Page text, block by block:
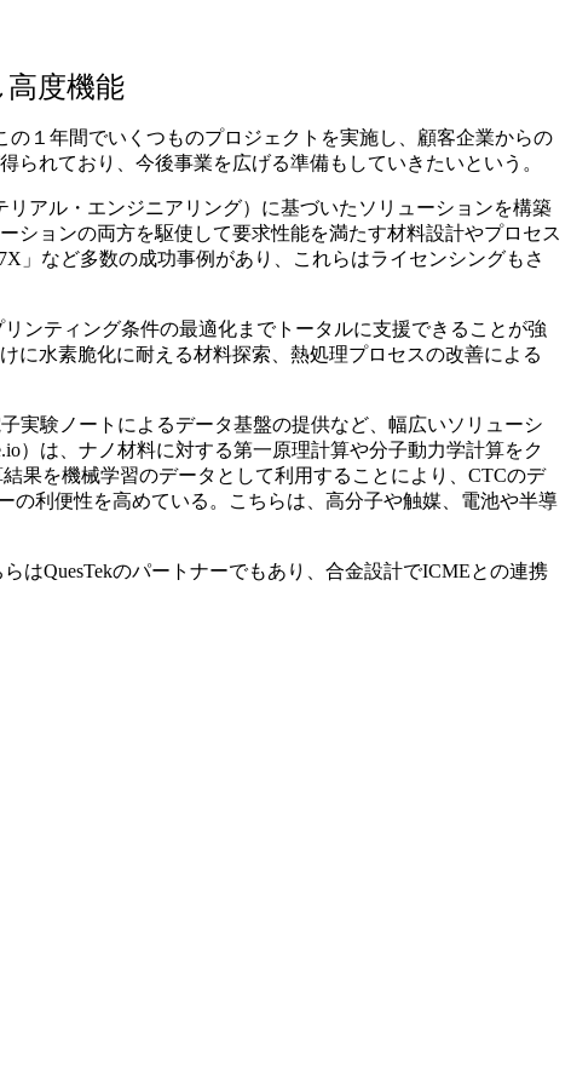
度機能
の１年間でいくつものプロジェクトを実施し、顧客企業からの
れており、今後事業を広げる準備もしていきたいという。
アル・エンジニアリング）に基づいたソリューションを構築
ションの両方を駆使して要求性能を満たす材料設計やプロセス
」など多数の成功事例があり、これらはライセンシングもさ
ンティング条件の最適化までトータルに支援できることが強
に水素脆化に耐える材料探索、熱処理プロセスの改善による
実験ノートによるデータ基盤の提供など、幅広いソリューシ
）は、ナノ材料に対する第一原理計算や分子動力学計算をク
果を機械学習のデータとして利用することにより、CTCのデ
の利便性を高めている。こちらは、高分子や触媒、電池や半導
はQuesTekのパートナーでもあり、合金設計でICMEとの連携